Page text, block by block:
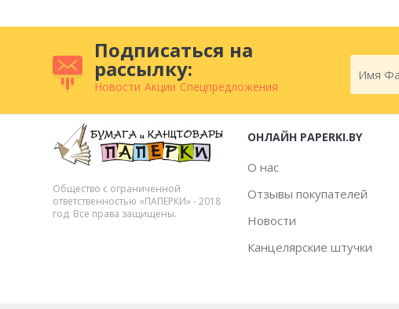
Подписаться на
рассылку:
Новости Акции Спецпредложения
Общество с ограниченной
ответственностью «ПАПЕРКИ» - 2018
год. Все права защищены.
ОНЛАЙН PAPERKI.BY
О нас
Отзывы покупателей
Новости
Канцелярские штучки